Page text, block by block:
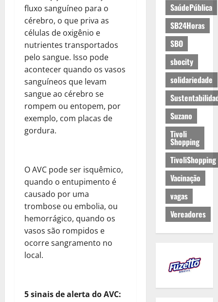
fluxo sanguíneo para o
cérebro, o que priva as
células de oxigênio e
nutrientes transportados
pelo sangue. Isso pode
acontecer quando os vasos
sanguíneos que levam
sangue ao cérebro se
rompem ou entopem, por
exemplo, com placas de
gordura.
O AVC pode ser isquêmico,
quando o entupimento é
causado por uma
trombose ou embolia, ou
hemorrágico, quando os
vasos são rompidos e
ocorre sangramento no
local.
5 sinais de alerta do AVC:
SaúdePública
SB24Horas
SBO
sbocity
solidariedade
Suzano
Tivoli
Shopping
TivoliShopping
Vacinação
vagas
Vereadores